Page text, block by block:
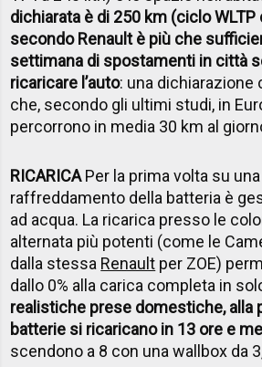
dichiarata è di 250 km (ciclo
secondo Renault è più che
settimana di spostamenti in città
ricaricare l’auto: una
che, secondo gli ultimi studi, in
percorrono in media 30 km al
RICARICAPer la prima volta su
raffreddamento della batteria è
ad acqua. La ricarica presso le
alternata più potenti (come le
dalla stessa Renault per ZOE)
dallo 0% alla carica completa in
realistiche prese domestiche, alla
batterie si ricaricano in 13 ore e
scendono a 8 con una wallbox da